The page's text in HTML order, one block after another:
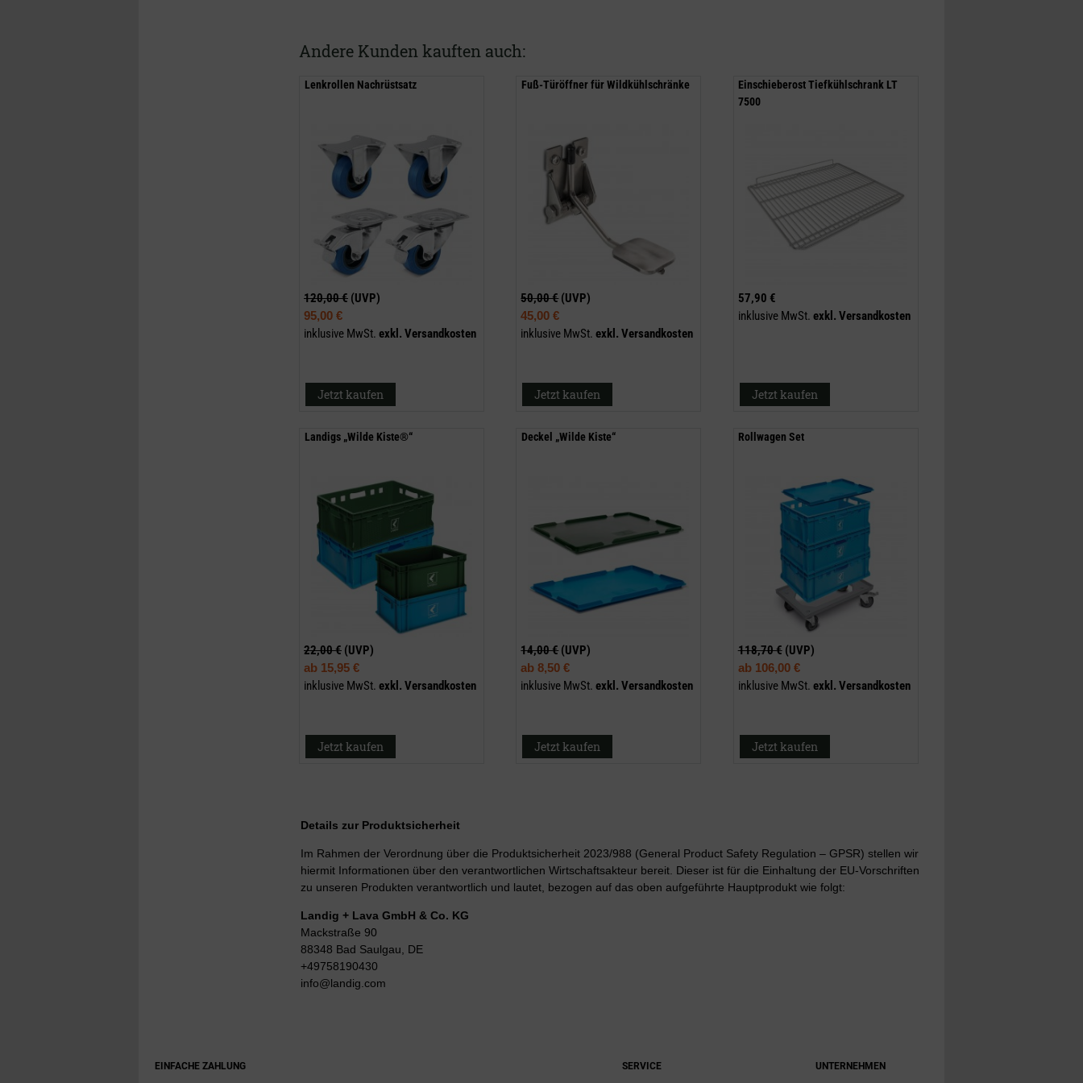
Andere Kunden kauften auch:
Lenkrollen Nachrüstsatz
120,00 € (UVP)
95,00 €
inklusive MwSt. exkl. Versandkosten
Jetzt kaufen
Fuß-Türöffner für Wildkühlschränke
50,00 € (UVP)
45,00 €
inklusive MwSt. exkl.Versandkosten
Jetzt kaufen
Einschieberost Tiefkühlschrank LT
7500
57,90 €
inklusive MwSt. exkl. Versandkosten
Jetzt kaufen
Landigs „Wilde Kiste®“
22,00 € (UVP)
ab 15,95 €
inklusive MwSt. exkl. Versandkosten
Jetzt kaufen
Deckel „Wilde Kiste“
14,00 € (UVP)
ab8,50 €
inklusive MwSt. exkl.Versandkosten
Jetzt kaufen
Rollwagen Set
118,70 € (UVP)
ab 106,00 €
inklusive MwSt. exkl. Versandkosten
Jetzt kaufen
Details zur Produktsicherheit
Im Rahmen der Verordnung über die Produktsicherheit 2023/988 (General Product Safety Regulation – GPSR) stellen wir
hiermit Informationen über den verantwortlichen Wirtschaftsakteur bereit. Dieser ist für die Einhaltung der EU-Vorschriften
zu unseren Produkten verantwortlich und lautet, bezogen auf das oben aufgeführte Hauptprodukt wie folgt:
Landig + Lava GmbH & Co. KG
Mackstraße 90
88348 Bad Saulgau, DE
+49758190430
info@landig.com
EINFACHE ZAHLUNG
SERVICE UNTERNEHMEN